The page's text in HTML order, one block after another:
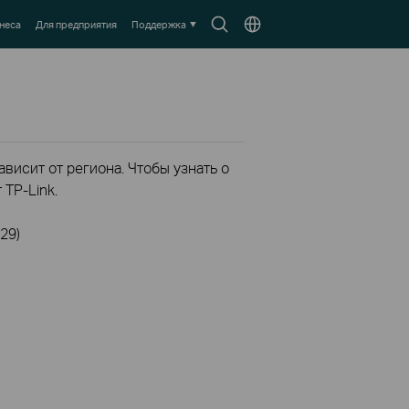
SearchВыберите
Для предприятия Поддержка
от региона. Чтобы узнать о
Link.